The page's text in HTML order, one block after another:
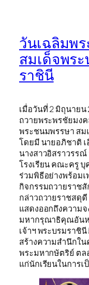
วันเฉลิมพ
สมเด็จพระ
ราชินี
เมื่อวันที่ 2 มิถุนายน
ถวายพระพรชัยมง
พระชนมพรรษา สม
โดยมี นายอภิชาติ เ
นางสาวอิสราวรร
โรงเรียน คณะครู บุ
ร่วมพิธีอย่างพร้อม
กิจกรรมถวายราช
กล่าวถวายราชสดุ
แสดงออกถึงความ
มหากรุณาธิคุณอันห
เจ้าฯ พระบรมราชิ
สร้างความสำนึกใ
พระมหากษัตริย์ ต
แก่นักเรียนในการ